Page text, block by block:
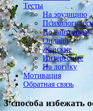
Тесты
На эрудицию
По картинкам
Онлайн
Женские
Интересные
На логику
Мотивация
Обратная связь
3 способа избежать